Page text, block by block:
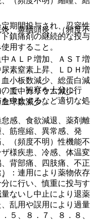
、鼻咽頭炎、（頻度不
ＡＬＰ増加、ＡＳＴ増
素窒素上昇、ＬＤＨ増
小板数減少、総蛋白減
血中カリウム減少、
球数減少。
感、食欲減退、薬剤離
筋痙縮、異常感、発
（頻度不明）性機能不
様疾患、冷感、体温変
背部痛、四肢痛、不正
期間投与され、忍容性
鎮痛剤の継続的な投与
用すること。
で、観察を十分に行
中止するなど適切な処
：連用により薬物依存
に行い、慎重に投与す
ないし中止により退薬
乱用や誤用により過量
５、８．７、８．８、